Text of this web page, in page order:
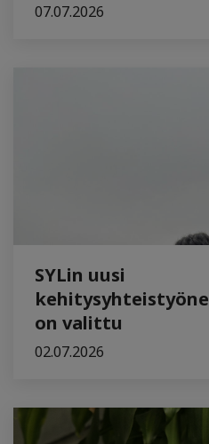
07.07.2026
SYLin uusi
on valittu
02.07.2026